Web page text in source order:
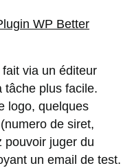
WP Better
via un éditeur
tâche plus facile.
logo, quelques
de siret,
juger du
un email de test.